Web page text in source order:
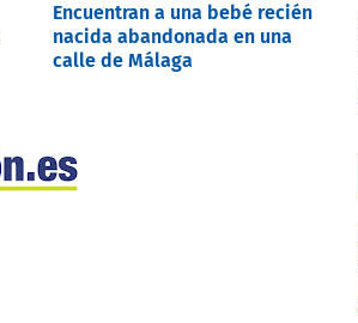
Encuentran a una bebé recién
nacida abandonada en una
calle de Málaga